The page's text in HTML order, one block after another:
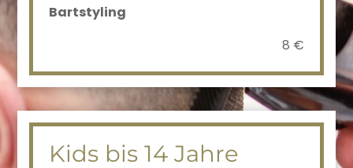
Bartstyling
8 €
Kids bis 14 Jahre